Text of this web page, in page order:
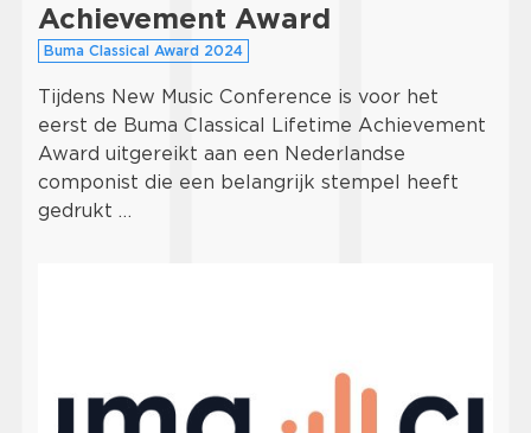
Achievement Award
Buma Classical Award 2024
Tijdens New Music Conference is voor het
eerst de Buma Classical Lifetime Achievement
Award uitgereikt aan een Nederlandse
componist die een belangrijk stempel heeft
gedrukt …